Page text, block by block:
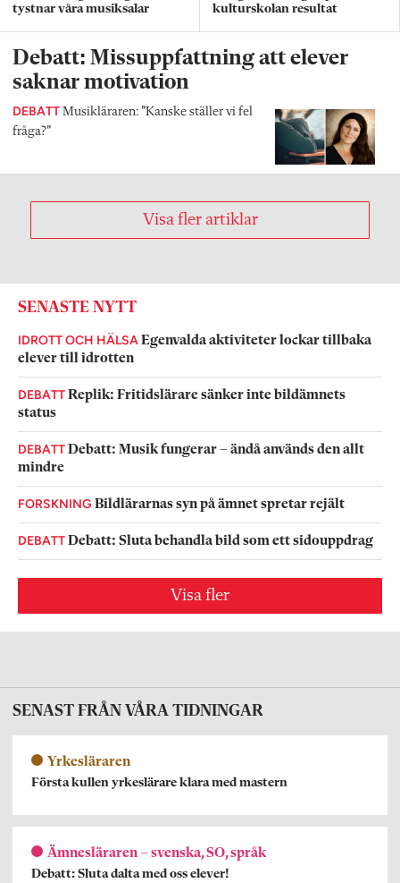
tystnar våra musiksalar
kulturskolan resultat
Debatt: Missuppfattning att elever
saknar motivation
DEBATT Musikläraren: ”Kanske ställer vi fel
fråga?”
Visa fler artiklar
SENASTE NYTT
IDROTT OCH HÄLSAEgenvalda aktiviteter lockar tillbaka
elever till idrotten
DEBATTReplik: Fritidslärare sänker inte bildämnets
status
DEBATTDebatt: Musik fungerar – ändå används den allt
mindre
FORSKNING Bildlärarnas syn på ämnet spretar rejält
DEBATTDebatt: Sluta behandla bild som ett sidouppdrag
Visa fler
SENAST FRÅN VÅRA TIDNINGAR
Yrkesläraren
Första kullen yrkeslärare klara med mastern
Ämnesläraren – svenska, SO, språk
Debatt: Sluta dalta med oss elever!